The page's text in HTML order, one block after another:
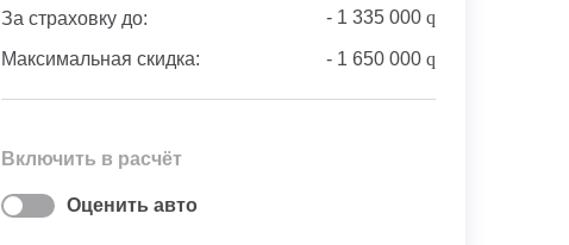
За страховку до: - 1 335 000 q
Максимальная скидка: - 1 650 000 q
Включить в расчёт
Оценить авто